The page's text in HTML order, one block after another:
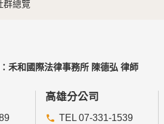
群總覽
禾和國際法律事務所 陳德弘 律師
高雄分公司
TEL 07-331-1539